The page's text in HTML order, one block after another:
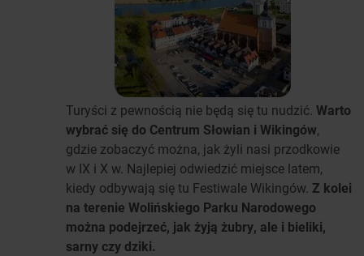
Turyści z pewnością nie będą się tu nudzić. Warto
wybrać się do Centrum Słowian i Wikingów,
gdzie zobaczyć można, jak żyli nasi przodkowie
w IX i X w. Najlepiej odwiedzić miejsce latem,
kiedy odbywają się tu Festiwale Wikingów. Z kolei
na terenie Wolińskiego Parku Narodowego
można podejrzeć, jak żyją żubry, ale i bieliki,
sarny czy dziki.